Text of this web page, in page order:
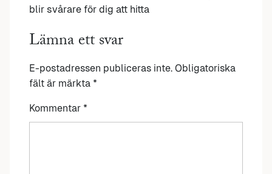
blir svårare för dig att hitta
Lämna ett svar
E-postadressen publiceras inte. Obligatoriska
fält är märkta *
Kommentar *